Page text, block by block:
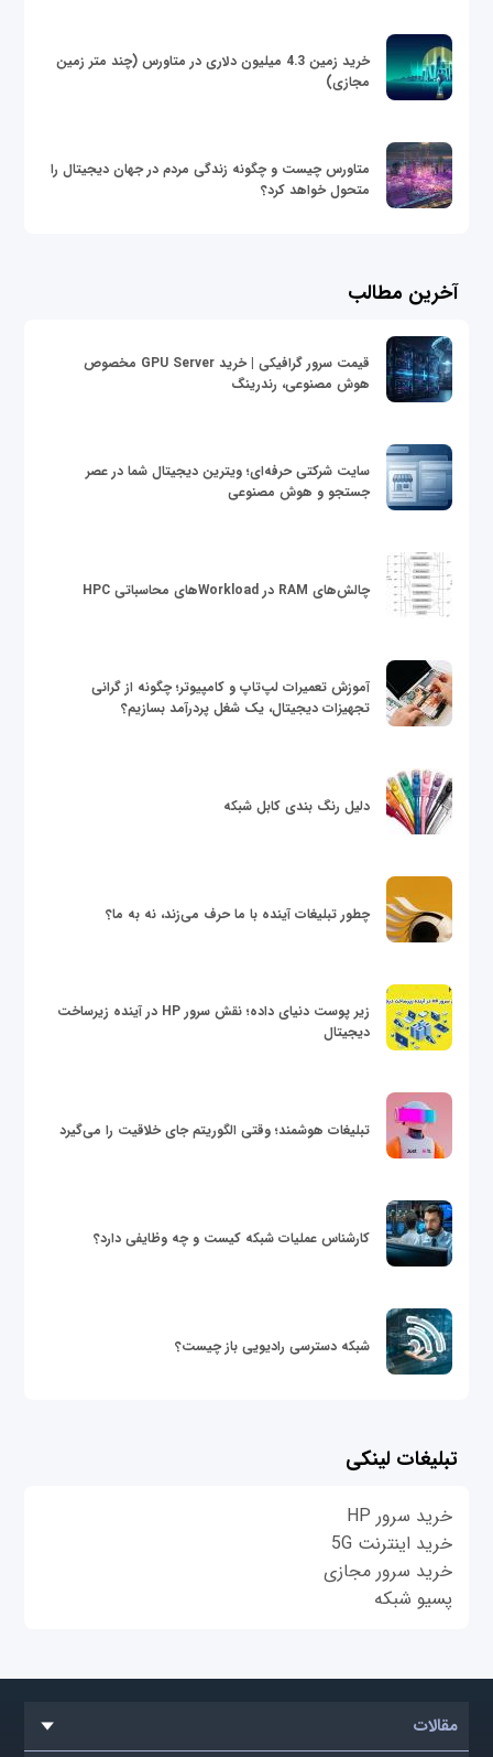
خرید زمین 4.3 میلیون دلاری در متاورس (چند متر زمین
مجازی)
متاورس چیست و چگونه زندگی مردم در جهان دیجیتال را
متحول خواهد کرد؟
آخرین مطالب
قیمت سرور گرافیکی | خرید GPU Server مخصوص
هوش مصنوعی، رندرینگ
سایت شرکتی حرفه‌ای؛ ویترین دیجیتال شما در عصر
جستجو و هوش مصنوعی
چالش‌های RAM در Workloadهای محاسباتی HPC
آموزش تعمیرات لپ‌تاپ و کامپیوتر؛ چگونه از گرانی
تجهیزات دیجیتال، یک شغل پردرآمد بسازیم؟
دلیل رنگ بندی کابل شبکه
چطور تبلیغات آینده با ما حرف می‌زند، نه به ما؟
زیر پوست دنیای داده؛ نقش سرور HP در آینده زیرساخت
دیجیتال
تبلیغات هوشمند؛ وقتی الگوریتم جای خلاقیت را می‌گیرد
کارشناس عملیات شبکه کیست و چه وظایفی دارد؟
شبکه دسترسی رادیویی باز چیست؟
تبلیغات لینکی
خرید سرور HP
خرید اینترنت 5G
خرید سرور مجازی
پسیو شبکه
مقالات